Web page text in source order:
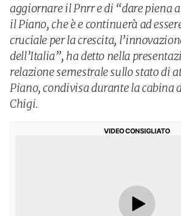
aggiornare il Pnrr e di “dare piena
il Piano, che è e continuerà ad
cruciale per la crescita,
dell’Italia”, ha detto nella
relazione semestrale sullo stato di
Piano, condivisa durante la cabina
Chigi.
VIDEO CONSIGLIATO